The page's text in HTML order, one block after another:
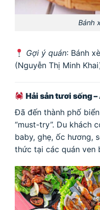
Bánh
Gợi ý quán: Bánh
(Nguyễn Thị Minh
Hải sản tươi sống –
Đã đến thành phố
“must-try”. Du khách
baby, ghẹ, ốc hương,
thức tại các quán ven